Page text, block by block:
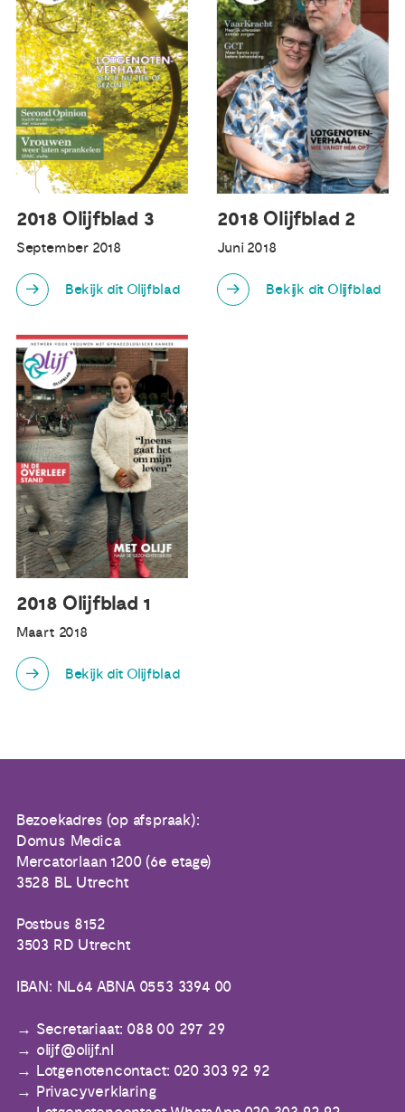
2018 Olijfblad 3
September 2018
Bekijk dit Olijfblad
2018 Olijfblad 2
Juni 2018
Bekijk dit Olijfblad
2018 Olijfblad 1
Maart 2018
Bekijk dit Olijfblad
Bezoekadres (op afspraak):
Domus Medica
Mercatorlaan 1200 (6e etage)
3528 BL Utrecht
Postbus 8152
3503 RD Utrecht
IBAN: NL64 ABNA 0553 3394 00
Secretariaat: 088 00 297 29
olijf@olijf.nl
Lotgenotencontact: 020 303 92 92
Privacyverklaring